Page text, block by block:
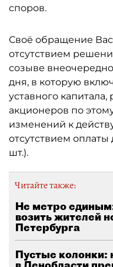
споров.
Своё обращение
отсутствием
созыве
дня, в которую
уставного
акционеров по
изменений к
отсутствием
шт.).
Читайте также:
Не метро
возить жителей
Петербурга
Пустые